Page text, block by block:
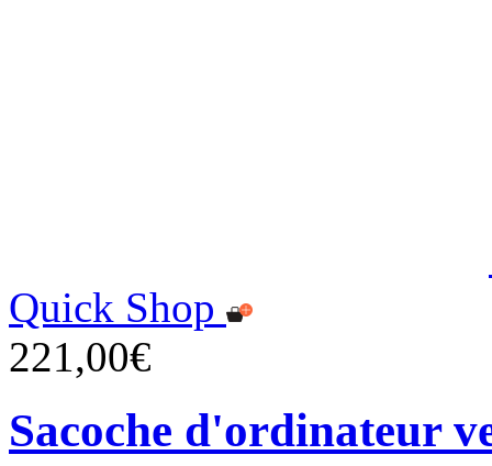
Quick Shop
221,00€
Sacoche d'ordinateur